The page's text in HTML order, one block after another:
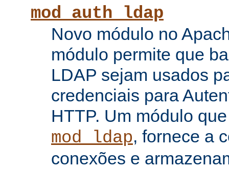
mod_auth_ldap
Novo módulo no
módulo permite que
LDAP sejam usados
credenciais para
HTTP. Um módulo
mod_ldap, fornece a
conexões e